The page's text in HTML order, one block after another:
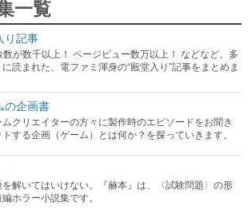
一覧
り記事
が数千以上！ ページビュー数万以上！ などなど。多
に読まれた、電ファミ渾身の“殿堂入り”記事をまとめま
の企画書
クリエイターの方々に製作時のエピソードをお聞き
トする企画（ゲーム）とは何か？を探っていきます。
を解いてはいけない。『赫本』は、〈試験問題〉の形
ホラー小説集です。